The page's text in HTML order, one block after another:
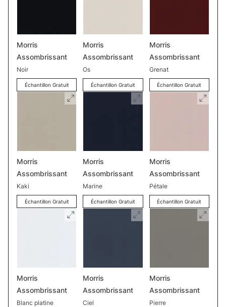
Morris
Assombrissant
Noir
Échantillon Gratuit
Morris
Assombrissant
Os
Échantillon Gratuit
Morris
Assombrissant
Grenat
Échantillon Gratuit
Morris
Assombrissant
Kaki
Échantillon Gratuit
Morris
Assombrissant
Marine
Échantillon Gratuit
Morris
Assombrissant
Pétale
Échantillon Gratuit
Morris
Assombrissant
Blanc platine
Morris
Assombrissant
Ciel
Morris
Assombrissant
Pierre